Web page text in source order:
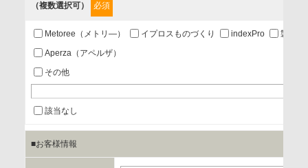
第三者提供の有無
あり
a.個人情報の提供・利用目的
当該企業/団体のサービス等のご案内及び当該企業/団体からの
情報を提供するため
b.第三者に提供される個人データの項目
（複数選択可） 必須
Metoree（メトリ—） イプロスものづくり indexPro
製品ナ
Aperza（アペルザ）
その他
該当なし
■お客様情報